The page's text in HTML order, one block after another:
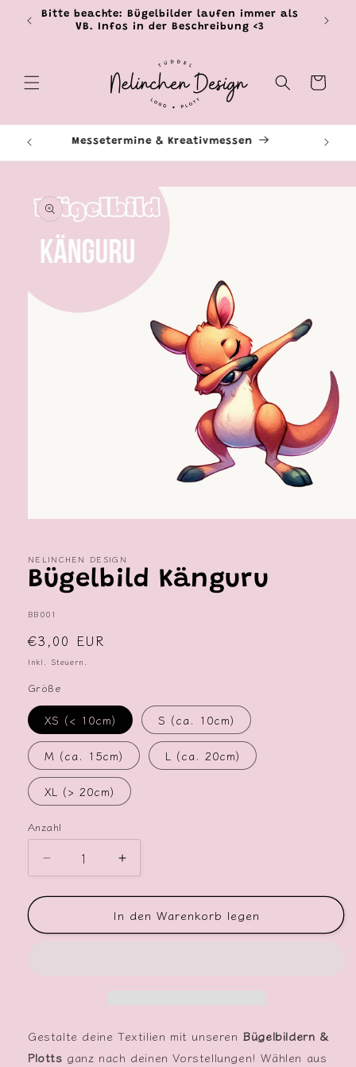
zumBitte beachte: Bügelbilder laufen immer als
VB. Infos in der Beschreibung <3
Warenkorb
Livestreams & Events
Modal
öffnen
NELINCHEN DESIGN
Bügelbild Känguru
SKU:
BB001
Normaler
Preis
€3,00 EUR
Inkl. Steuern.
Größe
XS (< 10cm) S (ca. 10cm)
M (ca. 15cm) L (ca. 20cm)
XL (> 20cm)
Anzahl
Verringere
die
Menge
Bügelbild
Erhöhe
die
Menge
für
Bügelbild
In den Warenkorb legen
Gestalte deine Textilien mit unseren Bügelbildern &
Plotts ganz nach deinen Vorstellungen! Wählen aus